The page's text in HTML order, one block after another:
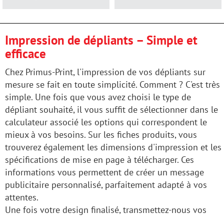
Impression de dépliants – Simple et
efficace
Chez Primus-Print, l'impression de vos dépliants sur
mesure se fait en toute simplicité. Comment ? C'est très
simple. Une fois que vous avez choisi le type de
dépliant souhaité, il vous suffit de sélectionner dans le
calculateur associé les options qui correspondent le
mieux à vos besoins. Sur les fiches produits, vous
trouverez également les dimensions d'impression et les
spécifications de mise en page à télécharger. Ces
informations vous permettent de créer un message
publicitaire personnalisé, parfaitement adapté à vos
attentes.
Une fois votre design finalisé, transmettez-nous vos